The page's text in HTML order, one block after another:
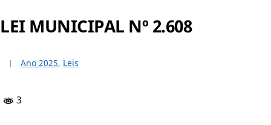
LEI MUNICIPAL Nº 2.608
Ano 2025, Leis
3